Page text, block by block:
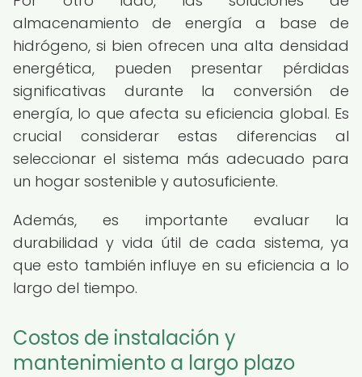
almacenamiento de energía a base de
hidrógeno, si bien ofrecen una alta densidad
energética, pueden presentar pérdidas
significativas durante la conversión de
energía, lo que afecta su eficiencia global. Es
crucial considerar estas diferencias al
seleccionar el sistema más adecuado para
un hogar sostenible y autosuficiente.
Además, es importante evaluar la
durabilidad y vida útil de cada sistema, ya
que esto también influye en su eficiencia a lo
largo del tiempo.
Costos de instalación y
mantenimiento a largo plazo